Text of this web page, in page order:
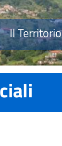
Il Territorio